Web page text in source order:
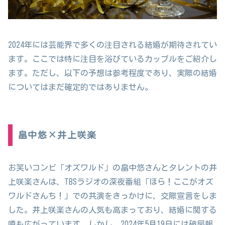
2024年には芸能界で多くの注目される結婚が期待されてい
ます。ここでは特に注目を浴びているカップルをご紹介し
ます。ただし、以下の予想は参考程度であり、実際の結婚
についてはまだ確定的ではありません。
畠中悠×井上咲楽
お笑いコンビ「オズワルド」の畠中悠さんとタレントの井
上咲楽さんは、TBSラジオの深夜番組「ほら！ここがオズ
ワルドさんち！」での共演をきっかけに、交際宣言をしま
した。井上咲楽さんの人気も高まっており、結婚に関する